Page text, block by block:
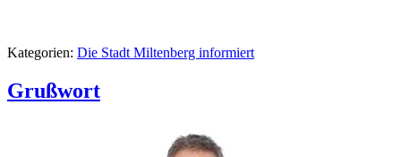
Kategorien: Die Stadt Miltenberg informiert
Grußwort